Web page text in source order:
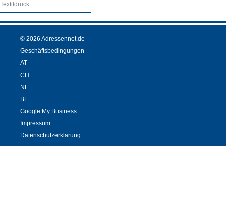
Textildruck
© 2026 Adressennet.de
Geschäftsbedingungen
AT
CH
NL
BE
Google My Business
Impressum
Datenschutzerklärung